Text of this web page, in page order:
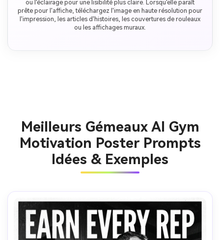
ou l'éclairage pour une lisibilité plus claire. Lorsqu'elle paraît
prête pour l'affiche, téléchargez l'image en haute résolution pour
l'impression, les articles d'histoires, les couvertures de rouleaux
ou les affichages muraux.
Meilleurs Gémeaux AI Gym
Motivation Poster Prompts
Idées & Exemples